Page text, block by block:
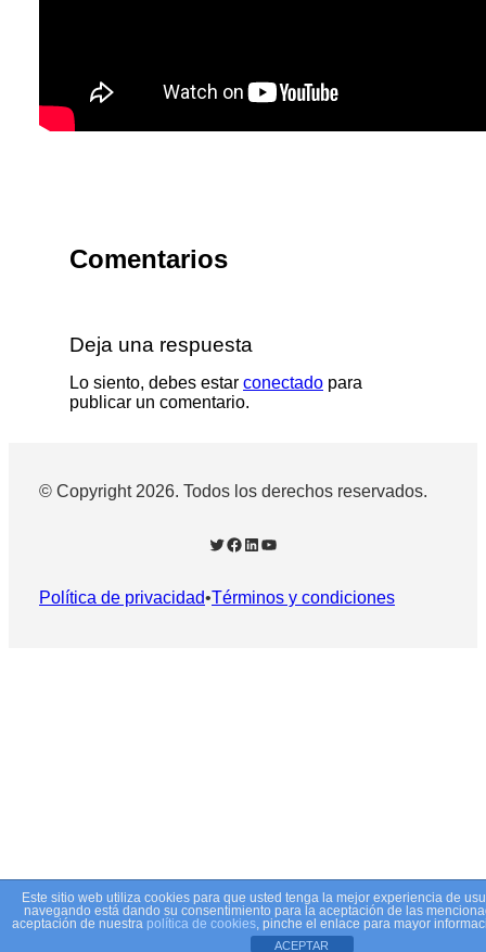
Comentarios
Deja una respuesta
Lo siento, debes estar conectado para
publicar un comentario.
© Copyright 2026. Todos los derechos reservados.
Twitter Facebook LinkedIn YouTube
Política de privacidad•Términos y condiciones
Este sitio web utiliza cookies para que usted tenga la mejor experiencia de
navegando está dando su consentimiento para la aceptación de las
aceptación de nuestra política de cookies, pinche el enlace para mayor
ACEPTAR